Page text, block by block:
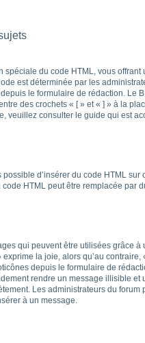
spéciale du code HTML, vous
est déterminée par les
le formulaire de rédaction. Le
des crochets « [ » et « ] » à la
veuillez consulter le guide qui est
possible d’insérer du code HTML
HTML peut être remplacée par
qui peuvent être utilisées grâce à
la joie, alors qu’au
depuis le formulaire de
rendre un message illisible et
Les administrateurs du
à un message.